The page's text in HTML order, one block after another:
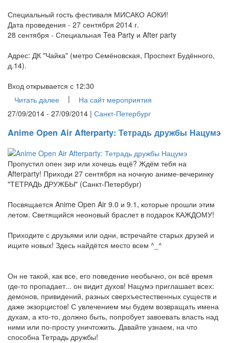
Специальный гость фестиваля МИСАКО АОКИ!
Дата проведения - 27 сентября 2014 г.
28 сентября - Специальная Tea Party и After party
Адрес: ДК "Чайка" (метро Семёновская, Проспект Будённого,
д.14).
Вход открывается с 12:30
Читать далее
|
На сайт мероприятия
27/09/2014 - 27/09/2014 | Санкт-Петербург
Anime Open Air Afterparty: Тетрадь дружбы Нацумэ
Пропустил опен эир или хочешь ещё? Ждём тебя на
Afterparty! Приходи 27 сентября на ночную аниме-вечеринку
"ТЕТРАДЬ ДРУЖБЫ" (Санкт-Петербург)
Посвящается Anime Open Air 9.0 и 9.1, которые прошли этим
летом. Светящийся неоновый браслет в подарок КАЖДОМУ!
Приходите с друзьями или одни, встречайте старых друзей и
ищите новых! Здесь найдётся место всем ^_^
Он не такой, как все, его поведение необычно, он всё время
где-то пропадает... он видит духов! Нацумэ приглашает всех:
демонов, привидений, разных сверхъестественных существ и
даже экзорцистов! С увлечением мы будем возвращать имена
духам, а кто-то, должно быть, попробует завоевать власть над
ними или по-просту уничтожить. Давайте узнаем, на что
способна Тетрадь дружбы!